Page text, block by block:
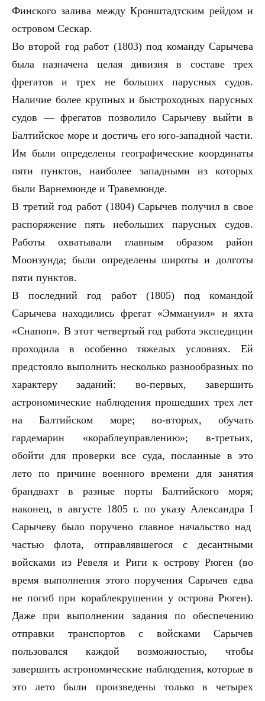
Финского залива между Кронштадтским рейдом и
островом Сескар.
Во второй год работ (1803) под команду Сарычева
была назначена целая дивизия в составе трех
фрегатов и трех не больших парусных судов.
Наличие более крупных и быстроходных парусных
судов — фрегатов позволило Сарычеву выйти в
Балтийское море и достичь его юго-западной части.
Им были определены географические координаты
пяти пунктов, наиболее западными из которых
были Варнемюнде и Травемюнде.
В третий год работ (1804) Сарычев получил в свое
распоряжение пять небольших парусных судов.
Работы охватывали главным образом район
Моонзунда; были определены широты и долготы
пяти пунктов.
В последний год работ (1805) под командой
Сарычева находились фрегат «Эммануил» и яхта
«Снапоп». В этот четвертый год работа экспедиции
проходила в особенно тяжелых условиях. Ей
предстояло выполнить несколько разнообразных по
характеру заданий: во-первых, завершить
астрономические наблюдения прошедших трех лет
на Балтийском море; во-вторых, обучать
гардемарин «кораблеуправлению»; в-третьих,
обойти для проверки все суда, посланные в это
лето по причине военного времени для занятия
брандвахт в разные порты Балтийского моря;
наконец, в августе 1805 г. по указу Александра I
Сарычеву было поручено главное начальство над
частью флота, отправлявшегося с десантными
войсками из Ревеля и Риги к острову Рюген (во
время выполнения этого поручения Сарычев едва
не погиб при кораблекрушении у острова Рюген).
Даже при выполнении задания по обеспечению
отправки транспортов с войсками Сарычев
пользовался каждой возможностью, чтобы
завершить астрономические наблюдения, которые в
это лето были произведены только в четырех